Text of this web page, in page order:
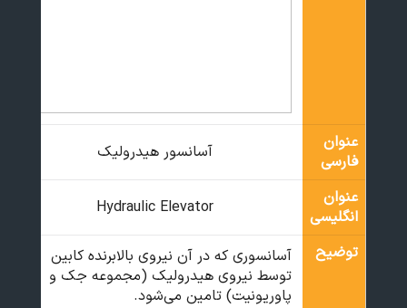
عنوان
فارسی
آسانسور هیدرولیک
عنوان
انگلیسی
Hydraulic Elevator
توضیح
آسانسوری که در آن نیروی بالابرنده کابین
توسط نیروی هیدرولیک (مجموعه جک و
پاوریونیت) تامین می‌شود.